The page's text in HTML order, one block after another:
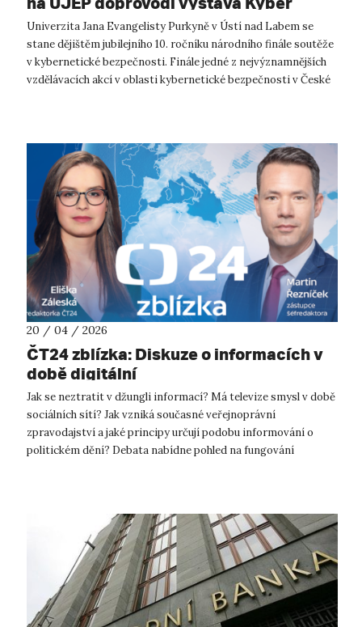
Komiksů
Univerzita Jana Evangelisty Purkyně v Ústí nad Labem se
stane dějištěm jubilejního 10. ročníku národního finále soutěže
v kybernetické bezpečnosti. Finále jedné z nejvýznamnějších
vzdělávacích akcí v oblasti kybernetické bezpečnosti v České
20 / 04 / 2026
ČT24 zblízka: Diskuze o informacích v
době digitální
Jak se neztratit v džungli informací? Má televize smysl v době
sociálních sítí? Jak vzniká současné veřejnoprávní
zpravodajství a jaké principy určují podobu informování o
politickém dění? Debata nabídne pohled na fungování